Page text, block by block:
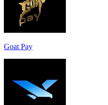
Goat Pay